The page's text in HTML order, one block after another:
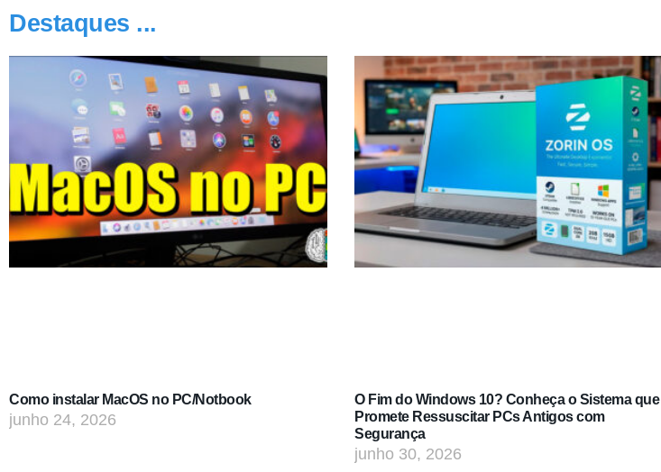
Destaques ...
Como instalar MacOS no PC/Notbook
junho 24, 2026
O Fim do Windows 10? Conheça o Sistema que
Promete Ressuscitar PCs Antigos com
Segurança
junho 30, 2026